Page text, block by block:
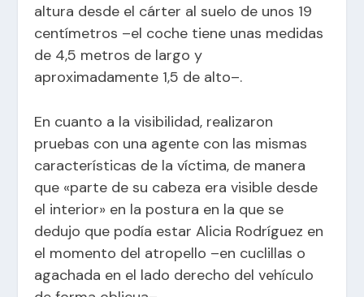
altura desde el cárter al suelo de unos 19
centímetros –el coche tiene unas medidas
de 4,5 metros de largo y
aproximadamente 1,5 de alto–.
En cuanto a la visibilidad, realizaron
pruebas con una agente con las mismas
características de la víctima, de manera
que «parte de su cabeza era visible desde
el interior» en la postura en la que se
dedujo que podía estar Alicia Rodríguez en
el momento del atropello –en cuclillas o
agachada en el lado derecho del vehículo